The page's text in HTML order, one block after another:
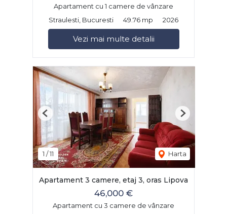
Apartament cu 1 camere de vânzare
Straulesti, Bucuresti
49.76 mp 2026
Vezi mai multe detalii
1 /11 Harta
Previous Next
Apartament 3 camere, etaj 3, oras Lipova
46,000 €
Apartament cu 3 camere de vânzare